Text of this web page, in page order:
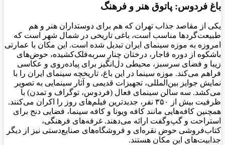
باغ فردوس: پاتوق هنر و فرهنگ
یکی از مقاصد جذاب تهران که هم برای دوستداران هنر و هم
طبیعت‌گردها مناسب است، باغی تاریخی در شمال شهر است که
امروزه به موزه سینمای ایران تبدیل شده است. این مکان با عمارتی
باشکوه از دوره قاجار، درختان چنار سربه‌فلک‌کشیده، حوض‌های
زیبا و فضای سرسبز، محیطی دل‌انگیز برای پیاده‌روی و عکاسی
فراهم می‌کند. موزه سینما در این باغ، تاریخچه سینمای ایران را با
نمایش جوایز بین‌المللی، تجهیزات قدیمی و آثار سینمایی به تصویر
می‌کشد. سه سالن سینمای فعال (فردوس، توگراف و تمدن) با
ظرفیت بیش از ۳۵۰ نفر، جدیدترین فیلم‌های روز را اکران می‌کنند.
همچنین کافه‌هایی مانند کافه ویونا و کافه سینما، فضایی دنج برای
استراحت و گپ‌وگفت ارائه می‌دهند. غرفه‌های فرهنگی،
کتاب‌فروشی حوض نقره‌ای و فروشگاه‌های صنایع‌دستی نیز از دیگر
جذابیت‌های این مکان هستند.